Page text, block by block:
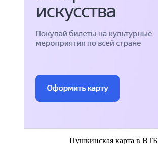
Пушкинская карта в ВТБ